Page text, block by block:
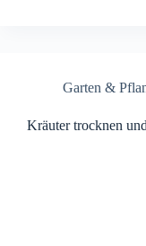
Garten &
Kräuter trocknen